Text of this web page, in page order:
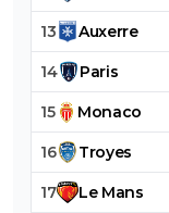
13 Auxerre
14 Paris
15 Monaco
16 Troyes
17 Le Mans